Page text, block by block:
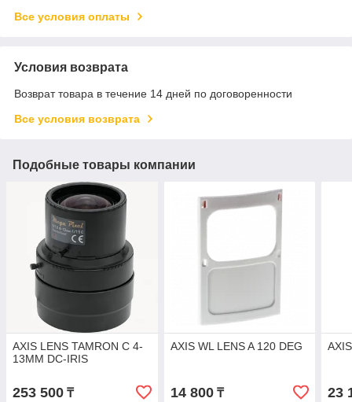
Все условия оплаты
Условия возврата
Возврат товара в течение 14 дней по договоренности
Все условия возврата
Подобные товары компании
AXIS LENS TAMRON C 4-
13MM DC-IRIS
253 500 ₸
AXIS WL LENS A 120 DEG
14 800₸ 23